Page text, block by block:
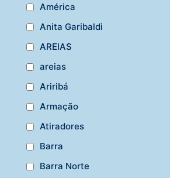
América
Anita Garibaldi
AREIAS
areias
Ariribá
Armação
Atiradores
Barra
Barra Norte